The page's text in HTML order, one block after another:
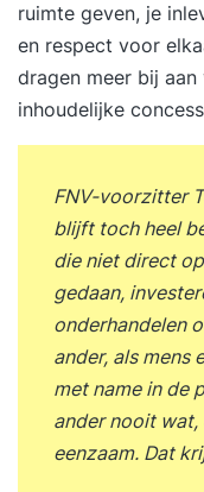
ruimte geven, je
en respect voor
dragen meer bij
inhoudelijke
FNV-voorzitter
blijft toch heel
die niet direct
gedaan,
onderhandelen
ander, als mens
met name in de
ander nooit
eenzaam. Dat